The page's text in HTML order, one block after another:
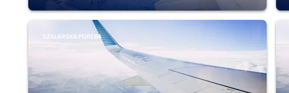
SZKLARSKA POREBA